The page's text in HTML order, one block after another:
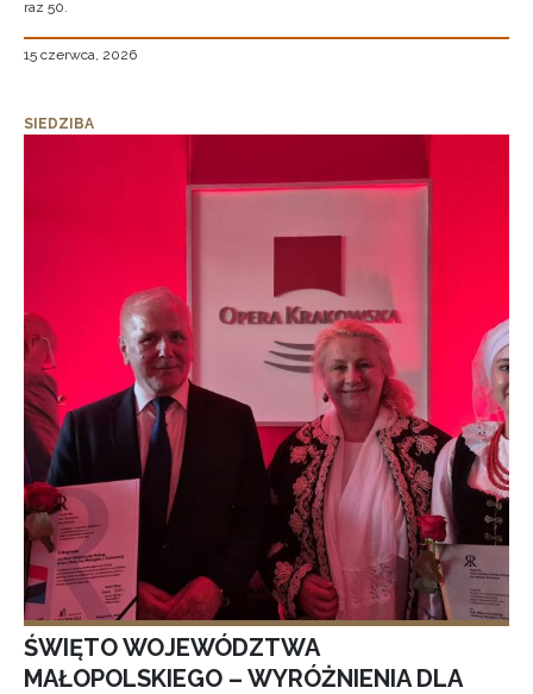
raz 50.
15 czerwca, 2026
SIEDZIBA
ŚWIĘTO WOJEWÓDZTWA
MAŁOPOLSKIEGO – WYRÓŻNIENIA DLA